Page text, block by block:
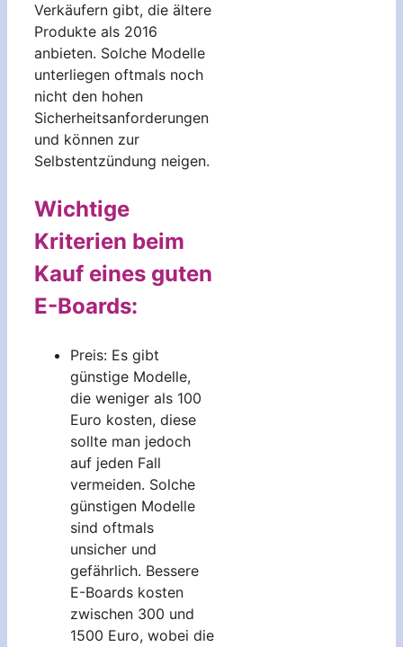
Verkäufern gibt, die ältere
Produkte als 2016
anbieten. Solche Modelle
unterliegen oftmals noch
nicht den hohen
Sicherheitsanforderungen
und können zur
Selbstentzündung neigen.
Wichtige
Kriterien beim
Kauf eines guten
E-Boards:
Preis: Es gibt
günstige Modelle,
die weniger als 100
Euro kosten, diese
sollte man jedoch
auf jeden Fall
vermeiden. Solche
günstigen Modelle
sind oftmals
unsicher und
gefährlich. Bessere
E-Boards kosten
zwischen 300 und
1500 Euro, wobei die